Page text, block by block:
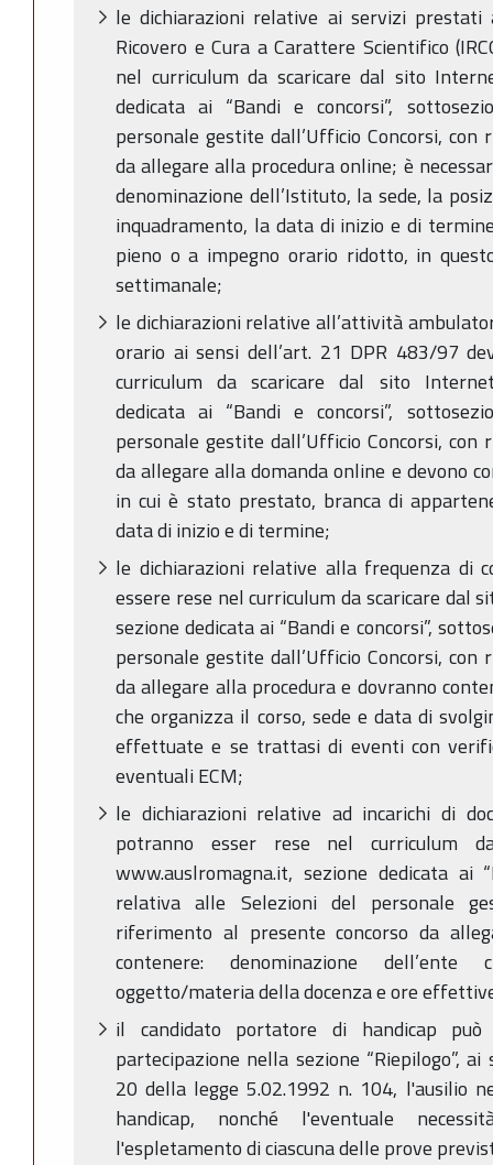
le dichiarazioni relative ai servizi
Ricovero e Cura a Carattere Scientifico
nel curriculum da scaricare dal sito
dedicata ai “Bandi e concorsi”,
personale gestite dall’Ufficio Concorsi,
da allegare alla procedura online; è
denominazione dell’Istituto, la sede, la
inquadramento, la data di inizio e di
pieno o a impegno orario ridotto, in
settimanale;
le dichiarazioni relative all’attività
orario ai sensi dell’art. 21 DPR 483/97
curriculum da scaricare dal sito
dedicata ai “Bandi e concorsi”,
personale gestite dall’Ufficio Concorsi,
da allegare alla domanda online e devono
in cui è stato prestato, branca di
data di inizio e di termine;
le dichiarazioni relative alla frequenza di
essere rese nel curriculum da scaricare dal
sezione dedicata ai “Bandi e concorsi”,
personale gestite dall’Ufficio Concorsi,
da allegare alla procedura e dovranno
che organizza il corso, sede e data di
effettuate e se trattasi di eventi con
eventuali ECM;
le dichiarazioni relative ad incarichi di
potranno esser rese nel curriculum
www.auslromagna.it, sezione dedicata ai
relativa alle Selezioni del personale
riferimento al presente concorso da
contenere: denominazione
oggetto/materia della docenza e ore
il candidato portatore di handicap
partecipazione nella sezione “Riepilogo”,
20 della legge 5.02.1992 n. 104, l'ausilio
handicap, nonché l'eventuale
l'espletamento di ciascuna delle prove